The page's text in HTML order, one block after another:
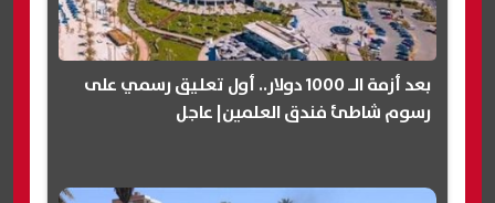
بعد أزمة الـ 1000 دولار.. أول تعليق رسمي على
رسوم شاطئ فندق العلمين| عاجل